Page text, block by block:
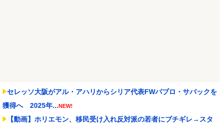
セレッソ大阪がアル・アハリからシリア代表FWパブロ・サバックを
獲得へ 2025年...NEW!
【動画】ホリエモン、移民受け入れ反対派の若者にブチギレ→スタ